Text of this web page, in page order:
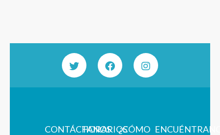
CONTÁCTANOS
HORARIOS¿CÓMO